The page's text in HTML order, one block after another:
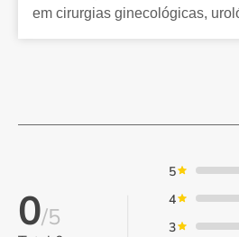
em cirurgias ginecológicas,
0/5
5
4
3